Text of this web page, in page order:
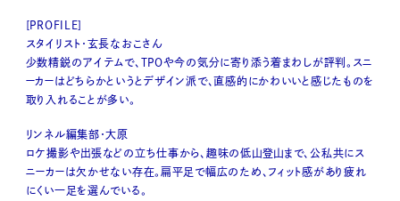
[PROFILE]
スタイリスト・玄長なおこさん
少数精鋭のアイテムで、TPOや今の気分に寄り添う着まわしが評判。スニ
ーカーはどちらかというとデザイン派で、直感的にかわいいと感じたものを
取り入れることが多い。
リンネル編集部・大原
ロケ撮影や出張などの立ち仕事から、趣味の低山登山まで、公私共にス
ニーカーは欠かせない存在。扁平足で幅広のため、フィット感があり疲れ
にくい一足を選んでいる。